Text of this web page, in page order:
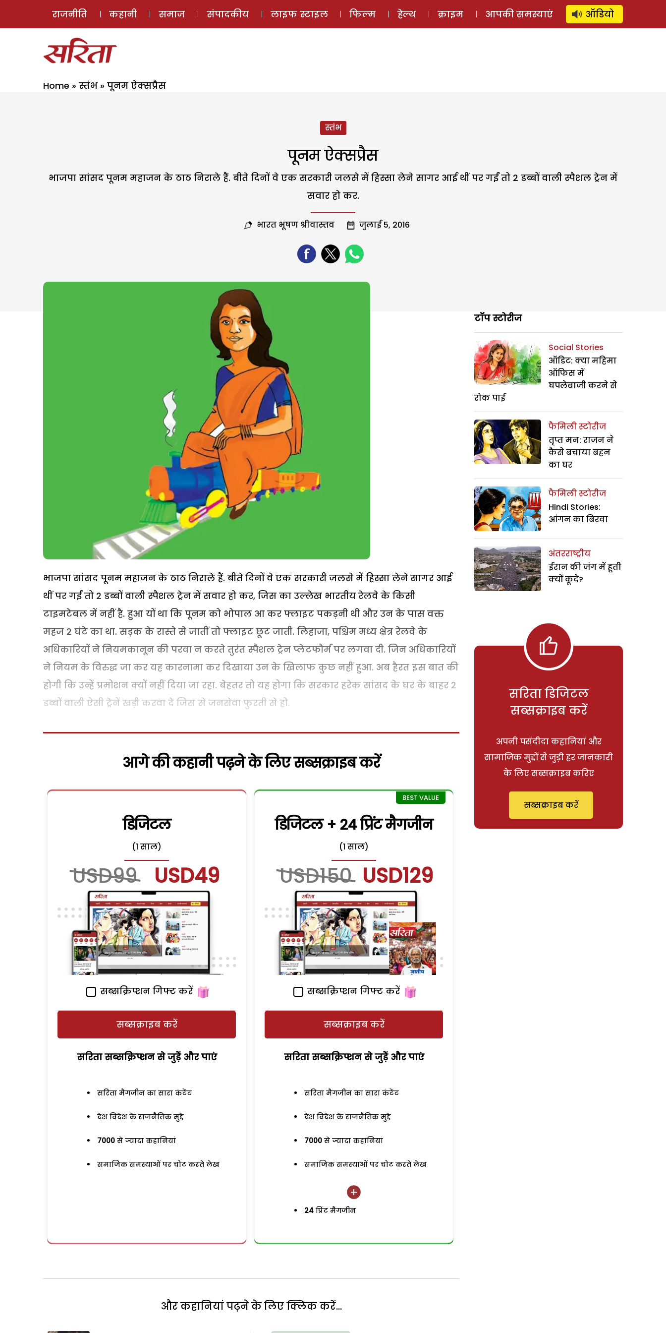
ई-मैगज़ीन ऑडियो स्टोरी लॉग इन ⚲ SUBSCRIBE
राजनीति कहानी समाज संपादकीय लाइफ स्टाइल फिल्म हेल्थ क्राइम आपकी समस्याएं ऑडियो
Home » स्तंभ » पूनम ऐक्सप्रैस
स्तंभ
पूनम ऐक्सप्रैस
भाजपा सांसद पूनम महाजन के ठाठ निराले हैं. बीते दिनों वे एक सरकारी जलसे में हिस्सा लेने सागर आई थीं पर गईं तो 2 डब्बों वाली स्पैशल ट्रेन में
सवार हो कर.
भारत भूषण श्रीवास्तव जुलाई 5, 2016
भाजपा सांसद पूनम महाजन के ठाठ निराले हैं. बीते दिनों वे एक सरकारी जलसे में हिस्सा लेने सागर आई
थीं पर गईं तो 2 डब्बों वाली स्पैशल ट्रेन में सवार हो कर, जिस का उल्लेख भारतीय रेलवे के किसी
टाइमटेबल में नहीं है. हुआ यों था कि पूनम को भोपाल आ कर फ्लाइट पकड़नी थी और उन के पास वक्त
महज 2 घंटे का था. सड़क के रास्ते से जातीं तो फ्लाइट छूट जाती. लिहाजा, पश्चिम मध्य क्षेत्र रेलवे के
अधिकारियों ने नियमकानून की परवा न करते तुरंत स्पैशल ट्रेन प्लेटफौर्म पर लगवा दी. जिन अधिकारियों
ने नियम के विरुद्ध जा कर यह कारनामा कर दिखाया उन के खिलाफ कुछ नहीं हुआ. अब हैरत इस बात की
होगी कि उन्हें प्रमोशन क्यों नहीं दिया जा रहा. बेहतर तो यह होगा कि सरकार हरेक सांसद के घर के बाहर 2
डब्बों वाली ऐसी ट्रेनें खड़ी करवा दे जिस से जनसेवा फुरती से हो.
आगे की कहानी पढ़ने के लिए सब्सक्राइब करें
डिजिटल
(1 साल)
USD99 USD49
सब्सक्रिप्शन गिफ्ट करें
सब्सक्राइब करें
सरिता सब्सक्रिप्शन से जुड़ेें और पाएं
सरिता मैगजीन का सारा कंटेंट
देश विदेश के राजनैतिक मुद्दे
7000 से ज्यादा कहानियां
समाजिक समस्याओं पर चोट करते लेख
डिजिटल + 24 प्रिंट मैगजीन
(1 साल)
USD150 USD129
सब्सक्रिप्शन गिफ्ट करें
सब्सक्राइब करें
सरिता सब्सक्रिप्शन से जुड़ेें और पाएं
सरिता मैगजीन का सारा कंटेंट
देश विदेश के राजनैतिक मुद्दे
7000 से ज्यादा कहानियां
समाजिक समस्याओं पर चोट करते लेख
24 प्रिंट मैगजीन
और कहानियां पढ़ने के लिए क्लिक करें...
टॉप स्टोरीज
Social Stories
ऑडिट: क्या महिमा
ऑफिस में
घपलेबाजी करने से
रोक पाई
फैमिली स्टोरीज
तृप्त मन: राजन ने
कैसे बचाया बहन
का घर
फैमिली स्टोरीज
Hindi Stories:
आंगन का बिरवा
अंतरराष्ट्रीय
ईरान की जंग में हूती
क्यों कूदे?
सरिता डिजिटल
सब्सक्राइब करें
अपनी पसंदीदा कहानियां और
सामाजिक मुद्दों से जुड़ी हर जानकारी
के लिए सब्सक्राइब करिए
सब्सक्राइब करें